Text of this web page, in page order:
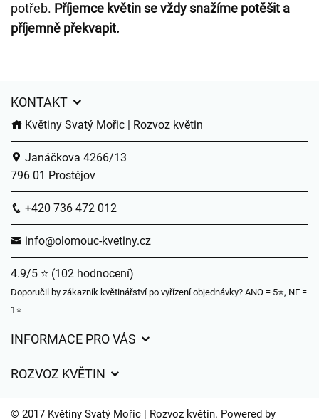
potřeb. Příjemce květin se vždy snažíme potěšit a
příjemně překvapit.
KONTAKT
Květiny Svatý Mořic | Rozvoz květin
Janáčkova 4266/13
796 01 Prostějov
+420 736 472 012
info@olomouc-kvetiny.cz
4.9/5 ⭐ (102 hodnocení)
Doporučil by zákazník květinářství po vyřízení objednávky? ANO = 5⭐, NE =
1⭐
INFORMACE PRO VÁS
Často kladené dotazy
ROZVOZ KVĚTIN
© 2017 Květiny Svatý Mořic | Rozvoz květin. Powered by